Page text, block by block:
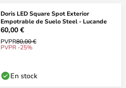
Doris LED Square Spot Exterior
Empotrable de Suelo Steel - Lucande
60,00 €
PVPR80,00 €
PVPR -25%
En stock